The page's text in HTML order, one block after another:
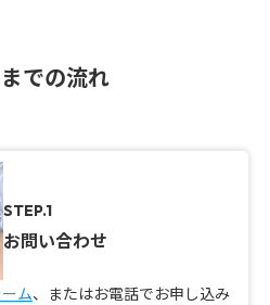
での流れ
STEP.1
お問い合わせ
ム、またはお電話でお申し込み